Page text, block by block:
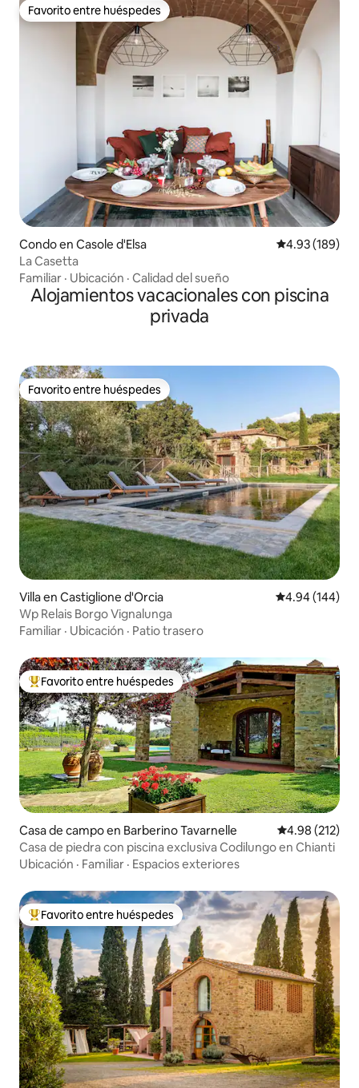
Favorito entre huéspedes
Favorito entre huéspedes
Condo en Casole d'Elsa Calificación
4.93 (189)
La Casetta
Familiar · Ubicación · Calidad del sueño
Alojamientos vacacionales con piscina
privada
Favorito entre huéspedes
Favorito entre huéspedes
Villa en Castiglione d'Orcia Calificación
4.94 (144)
Wp Relais Borgo Vignalunga
Familiar · Ubicación · Patio trasero
Favorito entre huéspedes preferido
Favorito entre huéspedes
Casa de campo en Barberino Tavarnelle Calificación
4.98 (212)
Casa de piedra con piscina exclusiva Codilungo en Chianti
Ubicación · Familiar · Espacios exteriores
Favorito entre huéspedes preferido
Favorito entre huéspedes